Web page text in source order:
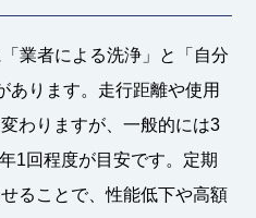
業者による洗浄」と「自分
あります。走行距離や使用
わりますが、一般的には3
1回程度が目安です。定期
ることで、性能低下や高額